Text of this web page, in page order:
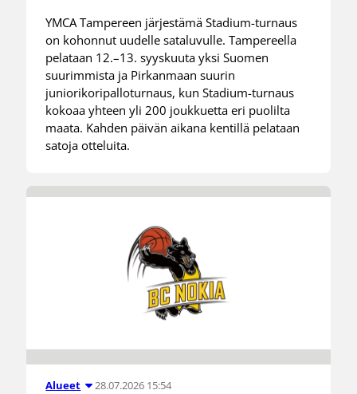
YMCA Tampereen järjestämä Stadium-turnaus
on kohonnut uudelle sataluvulle. Tampereella
pelataan 12.–13. syyskuuta yksi Suomen
suurimmista ja Pirkanmaan suurin
juniorikoripalloturnaus, kun Stadium-turnaus
kokoaa yhteen yli 200 joukkuetta eri puolilta
maata. Kahden päivän aikana kentillä pelataan
satoja otteluita.
Alueet 28.07.2026 15:54